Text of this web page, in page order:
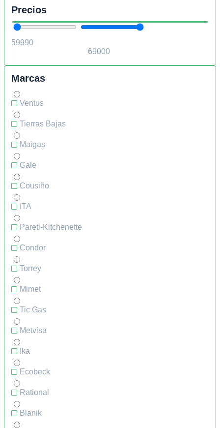
Precios
Marcas
Ventus
Tierras Bajas
Maigas
Gale
Cousiño
ITA
Pareti-Kitchenette
Condor
Torrey
Mimet
Tic Gas
Metvisa
Ika
Ecobeck
Rational
Blanik